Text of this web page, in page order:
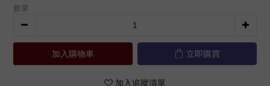
數量
加入購物車 立即購買
加入追蹤清單